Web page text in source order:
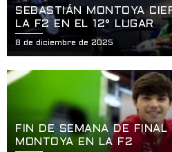
SEBASTIÁN MONTOYA
LA F2 EN EL 12° LUGAR
8 de diciembre de 2025
FIN DE SEMANA DE FINAL
MONTOYA EN LA F2